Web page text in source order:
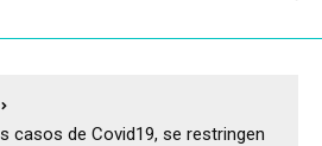
casos de Covid19, se restringen